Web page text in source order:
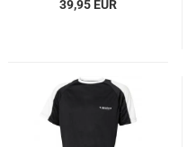
39,95 EUR